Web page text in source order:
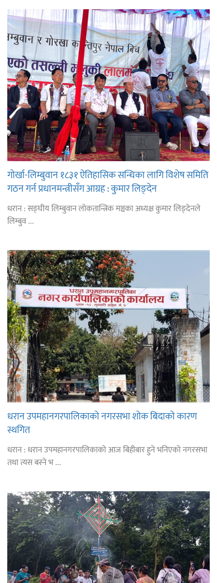
गोर्खा-लिम्बुवान १८३१ ऐतिहासिक सन्धिका लागि विशेष समिति
गठन गर्न प्रधानमन्त्रीसँग आग्रह : कुमार लिङ्देन
धरान : सङ्घीय लिम्बुवान लोकतान्त्रिक मञ्चका अध्यक्ष कुमार लिङ्देनले
लिम्बुव ...
धरान उपमहानगरपालिकाको नगरसभा शोक बिदाको कारण
स्थगित
धरान : धरान उपमहानगरपालिकाको आज बिहीबार हुने भनिएको नगरसभा
तथा त्यस बस्ने भ ...